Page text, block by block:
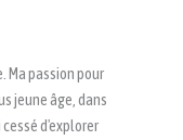
Ma passion pour
jeune âge, dans
d'explorer